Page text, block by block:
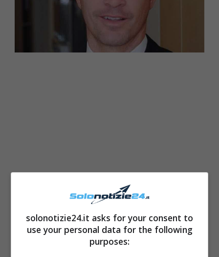
Medicinapresso l’ Allegheny College in
, specializzandosi in
solonotizie24.it asks for your consent to
use your personal data for the following
purposes: